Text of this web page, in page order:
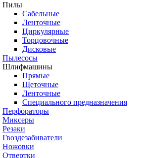
Пилы
Сабельные
Ленточные
Циркулярные
Торцовочные
Дисковые
Пылесосы
Шлифмашины
Прямые
Щеточные
Ленточные
Специального предназначения
Перфораторы
Миксеры
Резаки
Гвоздезабиватели
Ножовки
Отвертки